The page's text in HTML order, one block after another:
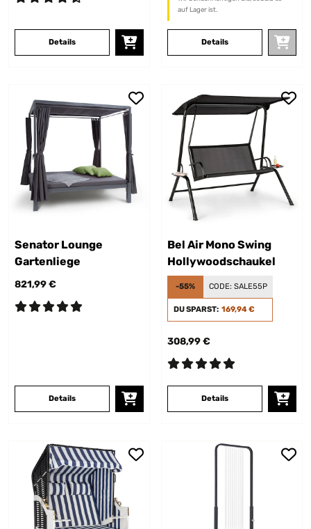
Details
auf Lager ist.
Details
Senator Lounge
Gartenliege
821,99 €
Details
Bel Air Mono Swing
Hollywoodschaukel
-55% CODE: SALE55P
DU SPARST: 169,94 €
308,99 €
Details